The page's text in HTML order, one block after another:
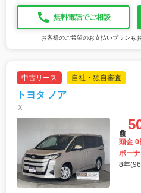
無料電話でご相談
お客様のご希望のお支払いプランも
中古リース 自社・独自審査
トヨタ ノア
Ｘ
頭金 0
ボー
8年